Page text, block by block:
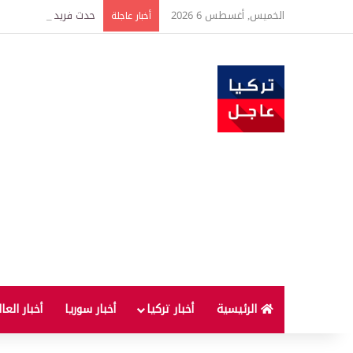
الخميس, أغسطس 6 2026 أخبار عاجلة حدث فريد من نوعه بين
الرئيسية أخبار تركيا أخبار سوريا أخبار